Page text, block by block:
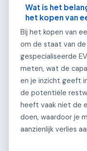
Wat is het
het kopen van
Bij het kopen van
om de staat van
gespecialiseerde
meten, wat de
en je inzicht geeft
de potentiële
heeft vaak niet de
doen, waardoor je
aanzienlijk verlies